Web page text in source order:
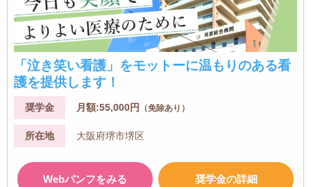
「泣き笑い看護」をモットーに温もりのある看
護を提供します！
奨学金 月額:55,000円 （免除あり）
所在地 大阪府堺市堺区
Webパンフをみる 奨学金の詳細